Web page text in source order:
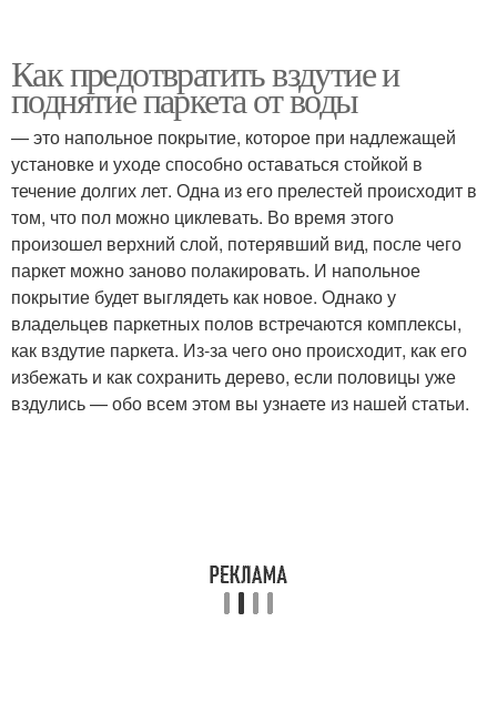
Как предотвратить вздутие и
поднятие паркета от воды
— это напольное покрытие, которое при надлежащей
установке и уходе способно оставаться стойкой в
течение долгих лет. Одна из его прелестей происходит в
том, что пол можно циклевать. Во время этого
произошел верхний слой, потерявший вид, после чего
паркет можно заново полакировать. И напольное
покрытие будет выглядеть как новое. Однако у
владельцев паркетных полов встречаются комплексы,
как вздутие паркета. Из-за чего оно происходит, как его
избежать и как сохранить дерево, если половицы уже
вздулись — обо всем этом вы узнаете из нашей статьи.